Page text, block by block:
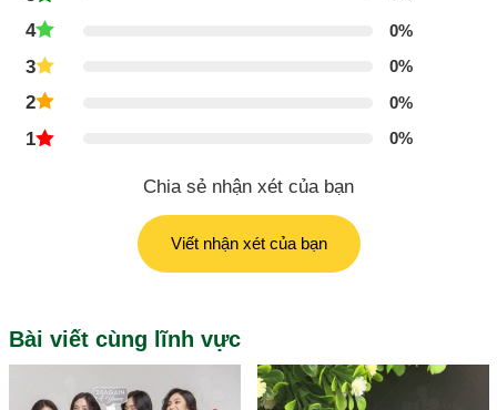
4 0%
3 0%
2 0%
1 0%
Chia sẻ nhận xét của bạn
Viết nhận xét của bạn
Bài viết cùng lĩnh vực